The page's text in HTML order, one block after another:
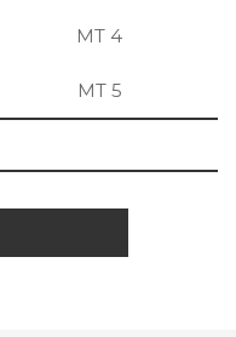
MT 4
MT 5